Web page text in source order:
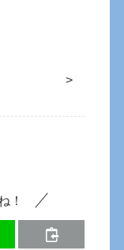
>
！